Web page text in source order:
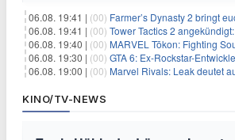
06.08. 19:41 | (00) Farmer’s Dynasty 2 bringt
06.08. 19:41 | (00) Tower Tactics 2 angekündigt: Tower Defense
06.08. 19:40 | (00) MARVEL Tōkon: Fighting
06.08. 19:30 | (00) GTA 6: Ex-Rockstar-Entwickler würde eine
06.08. 19:00 | (00) Marvel Rivals: Leak deutet auf
KINO/TV-NEWS